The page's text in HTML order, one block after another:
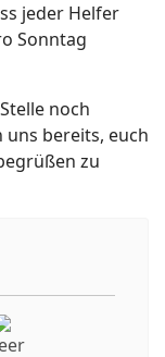
jeder Helfer
Sonntag
noch
uns bereits, euch
zu